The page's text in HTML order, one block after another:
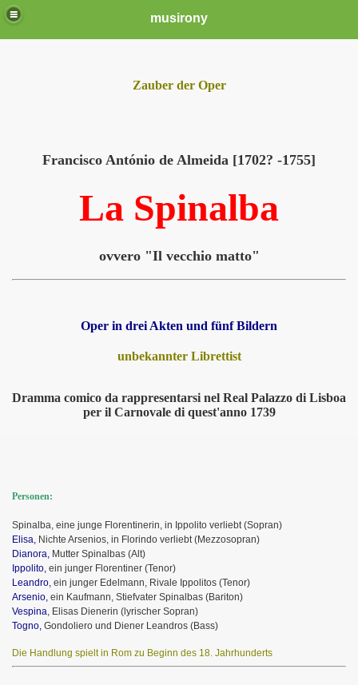
musirony
Zauber der Oper
Francisco António de Almeida [1702? -1755]
La Spinalba
ovvero "Il vecchio matto"
Oper in drei Akten und fünf Bildern
unbekannter Librettist
Dramma comico da rappresentarsi nel Real Palazzo di Lisboa
per il Carnovale di quest'anno 1739
Personen:
Spinalba, eine junge Florentinerin, in Ippolito verliebt (Sopran)
Elisa, Nichte Arsenios, in Florindo verliebt (Mezzosopran)
Dianora, Mutter Spinalbas (Alt)
Ippolito, ein junger Florentiner (Tenor)
Leandro, ein junger Edelmann, Rivale Ippolitos (Tenor)
Arsenio, ein Kaufmann, Stiefvater Spinalbas (Bariton)
Vespina , Elisas Dienerin (lyrischer Sopran)
Togno, Gondoliero und Diener Leandros (Bass)
Die Handlung spielt in Rom zu Beginn des 18. Jahrhunderts